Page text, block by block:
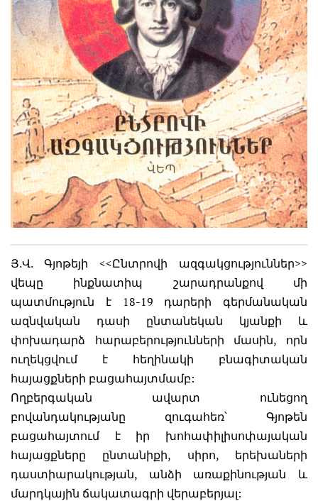
Յ.Վ. Գյոթեյի <<Ընտրովի ազգակցություններ>>
վեպը ինքնատիպ շարադրանքով մի
պատմություն է 18-19 դարերի գերմանական
ազնվական դասի ընտանեկան կյանքի և
փոխադարձ հարաբերությունների մասին, որն
ուղեկցվում է հեղինակի բնագիտական
հայացքների բացահայտմամբ:
Ողբերգական ավարտ ունեցող
բովանդակությանը զուգահեռ՝ Գյոթեն
բացահայտում է իր խոհափիլիսոփայական
հայացքները ընտանիքի, սիրո, երեխաների
դաստիարակության, անձի առաքինության և
մարդկային ճակատագրի վերաբերյալ: